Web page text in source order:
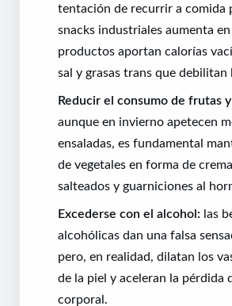
tentación de recurrir a comida
snacks industriales aumenta
productos aportan calorías
sal y grasas trans que debilitan
Reducir el consumo de frutas
aunque en invierno apetecen
ensaladas, es fundamental
de vegetales en forma de
salteados y guarniciones al
Excederse con el alcohol: las
alcohólicas dan una falsa
pero, en realidad, dilatan los
de la piel y aceleran la pérdida
corporal.